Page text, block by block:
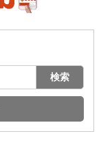
検索